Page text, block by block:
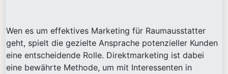
Wen es um effektives Marketing für Raumausstatter
geht, spielt die gezielte Ansprache potenzieller Kunden
eine entscheidende Rolle. Direktmarketing ist dabei
eine bewährte Methode, um mit Interessenten in